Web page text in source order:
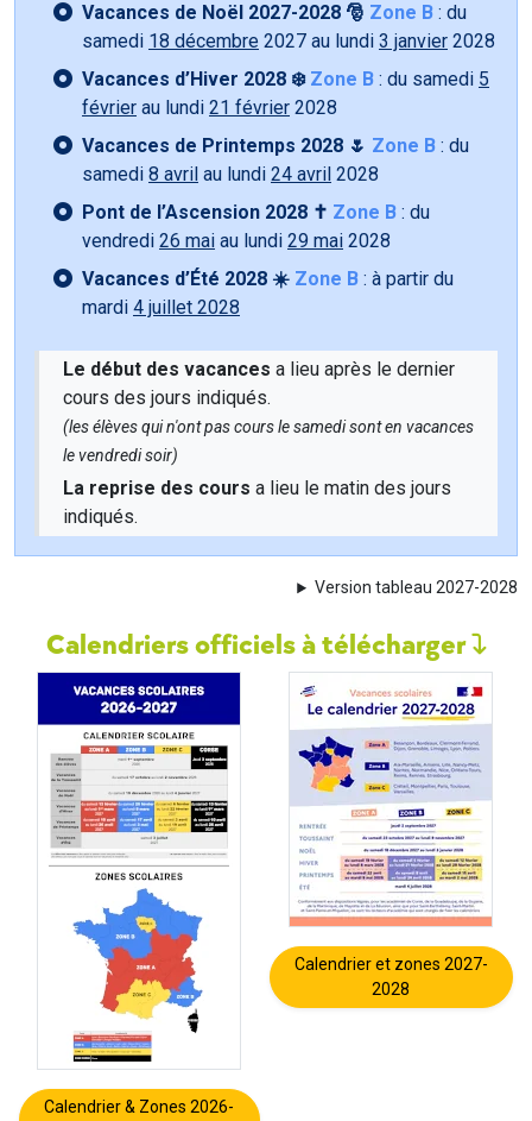
Vacances de Noël 2027-2028 🎅 Zone B : du
samedi 18 décembre 2027 au lundi 3 janvier 2028
Vacances d’Hiver 2028 ❄️ Zone B : du samedi 5
février au lundi 21 février 2028
Vacances de Printemps 2028 🌷 Zone B : du
samedi 8 avril au lundi 24 avril 2028
Pont de l’Ascension 2028 ✝️ Zone B : du
vendredi 26 mai au lundi 29 mai 2028
Vacances d’Été 2028 ☀️ Zone B : à partir du
mardi 4 juillet 2028
Le début des vacances a lieu après le dernier
cours des jours indiqués.
(les élèves qui n'ont pas cours le samedi sont en vacances
le vendredi soir)
La reprise des cours a lieu le matin des jours
indiqués.
Version tableau 2027-2028
Calendriers officiels à télécharger
Calendrier & Zones 2026-
Calendrier et zones 2027-
2028